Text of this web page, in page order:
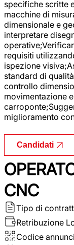
specifiche scritte
macchine di
dimensionale e
interpretare
requisiti
ispezione
standard di
controllo
movimentazione
miglioramento
Candidati
CNC
Tipo di
Retribuzione
Codice